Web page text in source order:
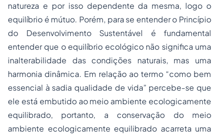
natureza e por isso dependente da mesma, logo o
equilíbrio é mútuo. Porém, para se entender o Princípio
do Desenvolvimento Sustentável é fundamental
entender que o equilíbrio ecológico não significa uma
inalterabilidade das condições naturais, mas uma
harmonia dinâmica. Em relação ao termo “como bem
essencial à sadia qualidade de vida” percebe-se que
ele está embutido ao meio ambiente ecologicamente
equilibrado, portanto, a conservação do meio
ambiente ecologicamente equilibrado acarreta uma